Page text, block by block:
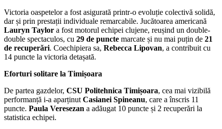
Victoria oaspetelor a fost asigurată printr-o evoluție colectivă solidă,
dar și prin prestații individuale remarcabile. Jucătoarea americană
Lauryn Taylor a fost motorul echipei clujene, reușind un double-
double spectaculos, cu 29 de puncte marcate și nu mai puțin de 21
de recuperări. Coechipiera sa, Rebecca Lipovan, a contribuit cu
14 puncte la victoria detașată.
Eforturi solitare la Timișoara
De partea gazdelor, CSU Politehnica Timișoara, cea mai vizibilă
performanță i-a aparținut Casianei Spineanu, care a înscris 11
puncte. Paula Veresezan a adăugat 10 puncte și 2 recuperări la
statistica echipei.